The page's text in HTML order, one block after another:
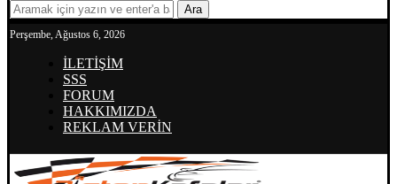
Ara
Perşembe, Ağustos 6, 2026
İLETİŞİM
SSS
FORUM
HAKKIMIZDA
REKLAM VERİN